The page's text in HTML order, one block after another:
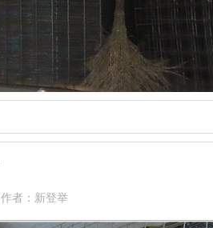
作者：新登举